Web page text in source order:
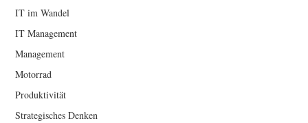
IT im Wandel
IT Management
Management
Motorrad
Produktivität
Strategisches Denken